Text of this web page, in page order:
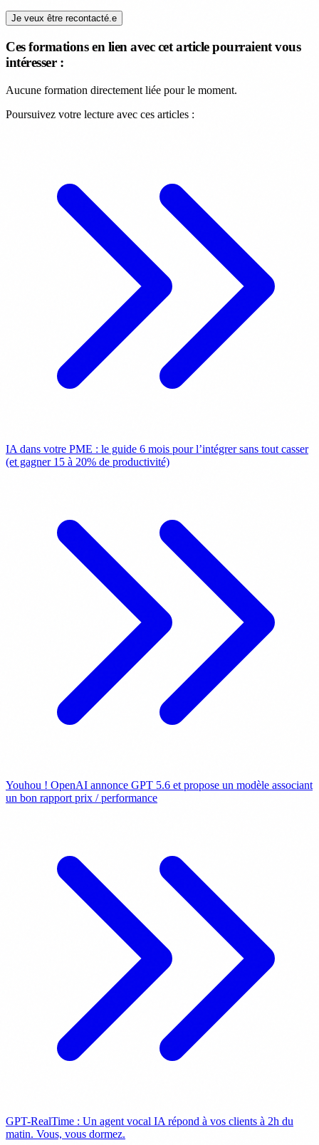
Je veux être recontacté.e
Ces formations en lien avec cet article pourraient vous
intéresser :
Aucune formation directement liée pour le moment.
Poursuivez votre lecture avec ces articles :
IA dans votre PME : le guide 6 mois pour l’intégrer sans tout casser
(et gagner 15 à 20% de productivité)
Youhou ! OpenAI annonce GPT 5.6 et propose un modèle associant
un bon rapport prix / performance
GPT-RealTime : Un agent vocal IA répond à vos clients à 2h du
matin. Vous, vous dormez.